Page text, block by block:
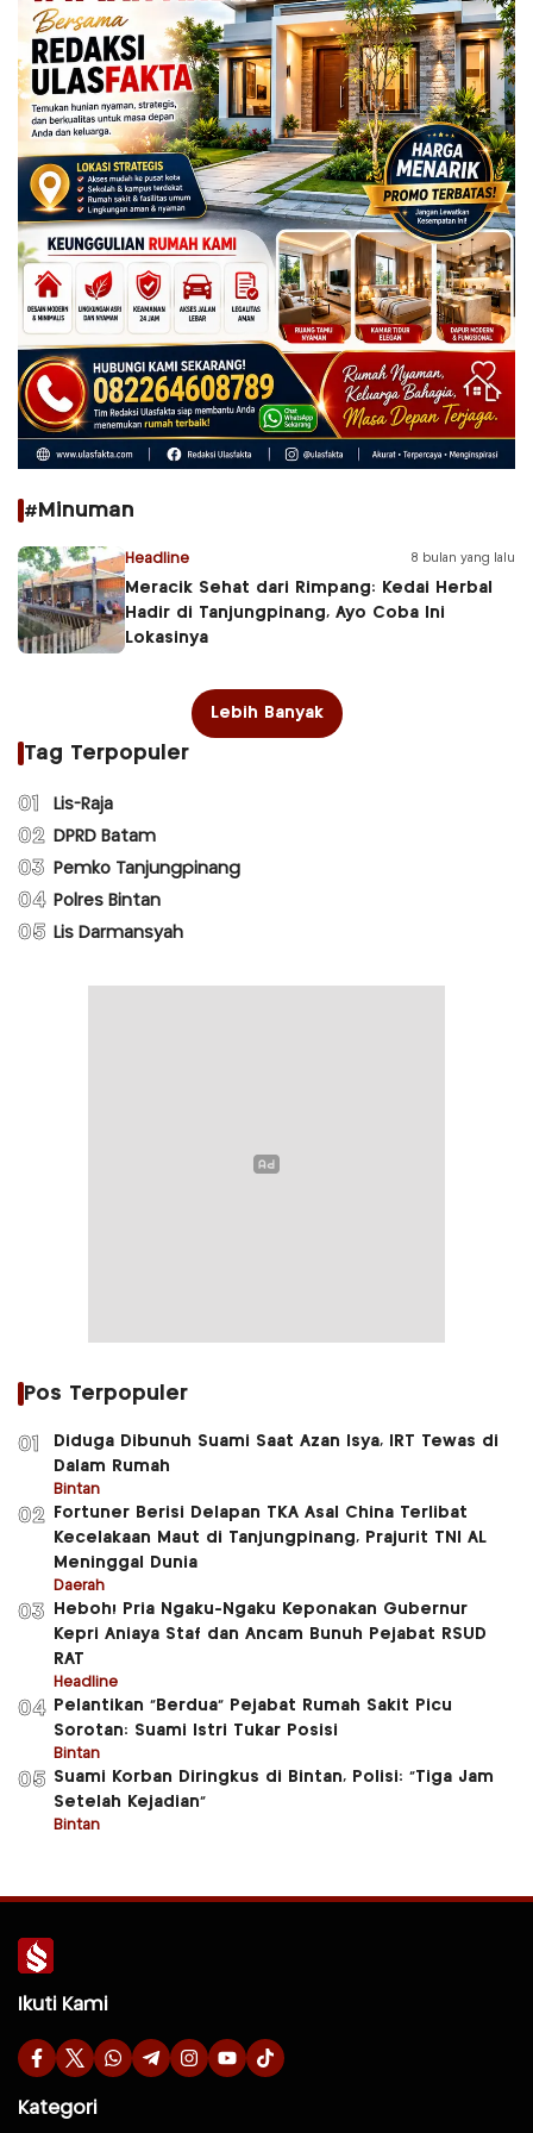
#Minuman
Headline 8 bulan yang lalu
Meracik Sehat dari Rimpang: Kedai Herbal
Hadir di Tanjungpinang, Ayo Coba Ini
Lokasinya
Lebih Banyak
Tag Terpopuler
01 Lis-Raja
02 DPRD Batam
03 Pemko Tanjungpinang
04 Polres Bintan
05 Lis Darmansyah
Pos Terpopuler
01
Diduga Dibunuh Suami Saat Azan Isya, IRT Tewas di
Dalam Rumah
Bintan
02
Fortuner Berisi Delapan TKA Asal China Terlibat
Kecelakaan Maut di Tanjungpinang, Prajurit TNI AL
Meninggal Dunia
Daerah
03
Heboh! Pria Ngaku-Ngaku Keponakan Gubernur
Kepri Aniaya Staf dan Ancam Bunuh Pejabat RSUD
RAT
Headline
04
Pelantikan “Berdua” Pejabat Rumah Sakit Picu
Sorotan: Suami Istri Tukar Posisi
Bintan
05 Suami Korban Diringkus di Bintan, Polisi: “Tiga Jam
Setelah Kejadian”
Bintan
Ikuti Kami
Kategori